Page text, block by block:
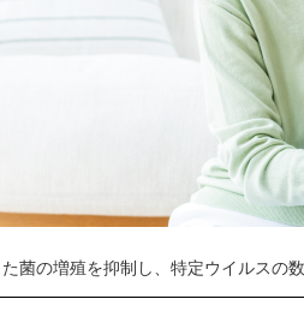
の増殖を抑制し、特定ウイルスの